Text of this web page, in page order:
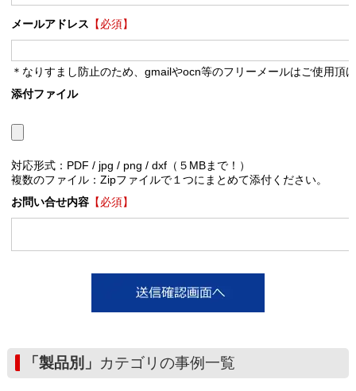
メールアドレス 【必須】
＊なりすまし防止のため、gmailやocn等のフリーメールはご使用頂
添付ファイル
対応形式：PDF / jpg / png / dxf（５MBまで！）
複数のファイル：Zipファイルで１つにまとめて添付ください。
お問い合せ内容【必須】
「製品別」 カテゴリの事例一覧